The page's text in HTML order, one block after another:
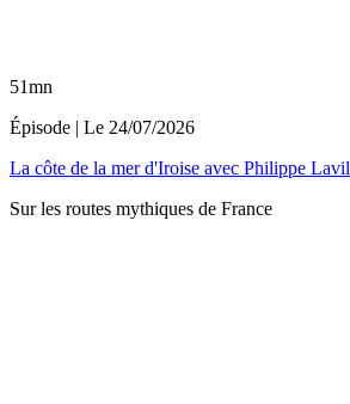
51mn
Épisode | Le 24/07/2026
La côte de la mer d'Iroise avec Philippe Lavil
Sur les routes mythiques de France